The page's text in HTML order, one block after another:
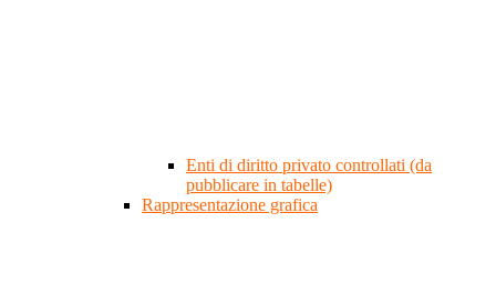
Enti di diritto privato controllati (da
pubblicare in tabelle)
Rappresentazione grafica